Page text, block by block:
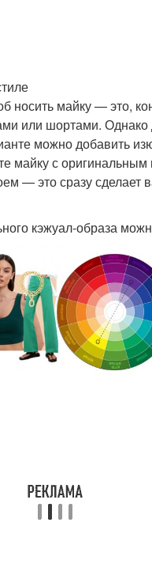
носить майку — это,
или шортами.
можно добавить
майку с оригинальным
— это сразу сделает
кэжуал-образа